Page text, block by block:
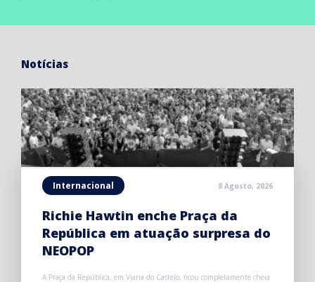
Notícias
Internacional 8 Agosto, 2026
Richie Hawtin enche Praça da
República em atuação surpresa do
NEOPOP
A Praça da República, em Viana do Castelo, ficou completamente cheia